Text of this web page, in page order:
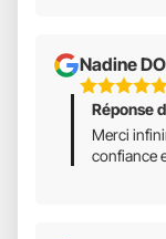
Nadine
5
Étoiles
Sur
Réponse
Merci
confiance